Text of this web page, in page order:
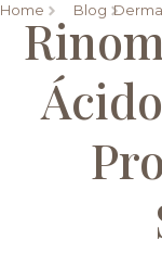
Home Blog